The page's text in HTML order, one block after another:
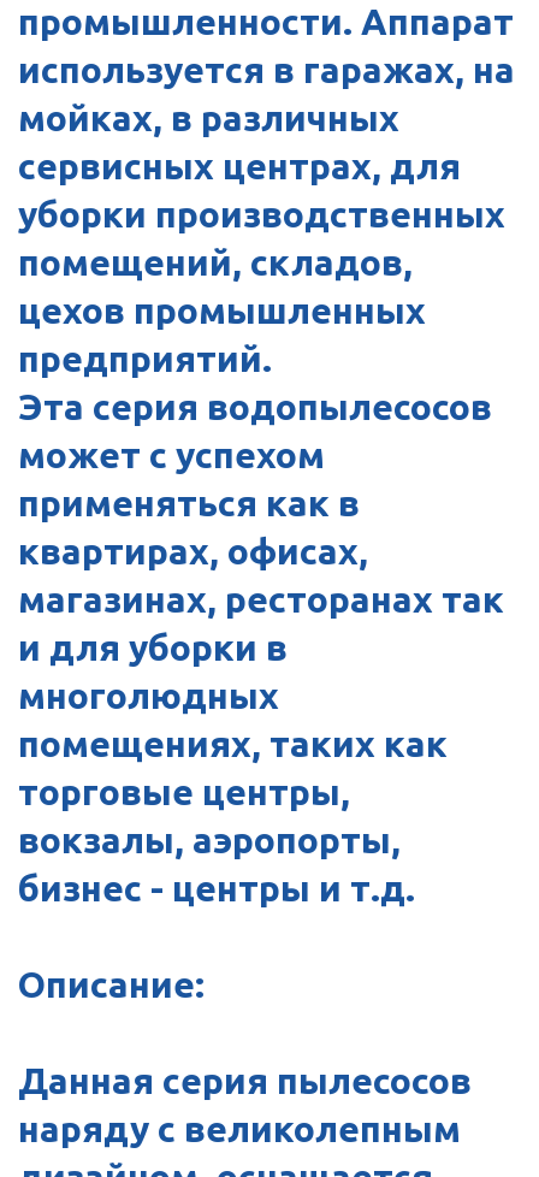
промышленности. Аппарат
используется в гаражах, на
мойках, в различных
сервисных центрах, для
уборки производственных
помещений, складов,
цехов промышленных
предприятий.
Эта серия водопылесосов
может с успехом
применяться как в
квартирах, офисах,
магазинах, ресторанах так
и для уборки в
многолюдных
помещениях, таких как
торговые центры,
вокзалы, аэропорты,
бизнес - центры и т.д.
Описание:
Данная серия пылесосов
наряду с великолепным